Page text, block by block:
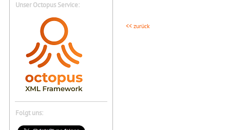
Unser Octopus Service:
Folgt uns:
<< zurück